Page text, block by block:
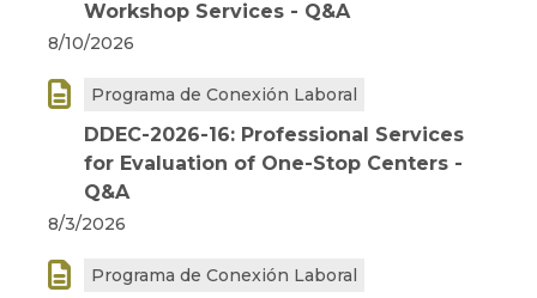
Workshop Services - Q&A
8/10/2026
 Programa de Conexión Laboral
DDEC-2026-16: Professional Services
for Evaluation of One-Stop Centers -
Q&A
8/3/2026
 Programa de Conexión Laboral